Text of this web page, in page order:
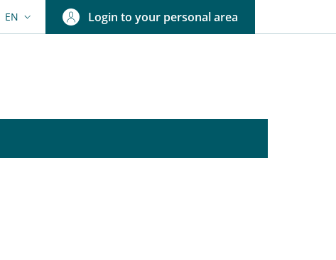
LANGUAGE SWITCHER: CURRENT LANGUAGE
EN Login to your personal area